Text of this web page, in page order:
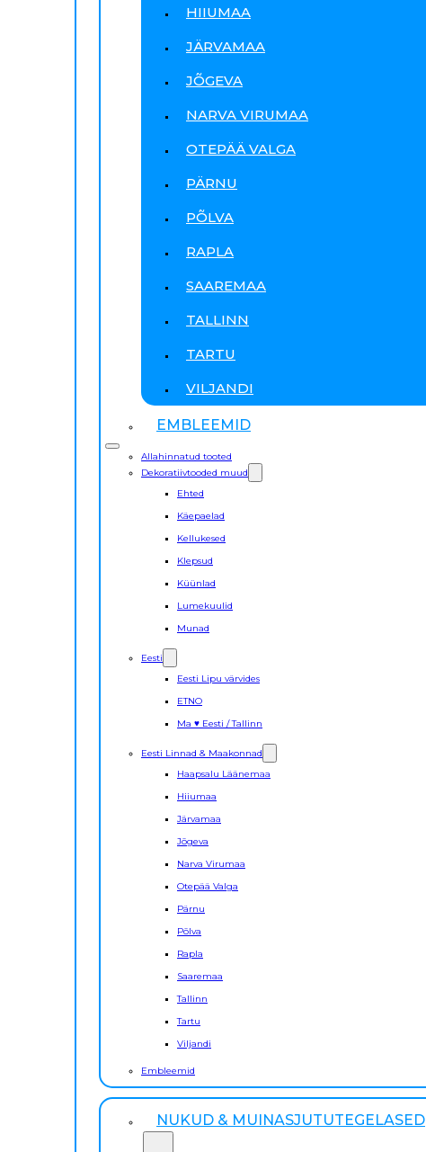
HIIUMAA
JÄRVAMAA
JÕGEVA
NARVA VIRUMAA
OTEPÄÄ VALGA
PÄRNU
PÕLVA
RAPLA
SAAREMAA
TALLINN
TARTU
VILJANDI
EMBLEEMID
Allahinnatud tooted
Dekoratiivtooded muud
Ehted
Käepaelad
Kellukesed
Klepsud
Küünlad
Lumekuulid
Munad
Eesti
Eesti Lipu värvides
ETNO
Ma ♥ Eesti / Tallinn
Eesti Linnad & Maakonnad
Haapsalu Läänemaa
Hiiumaa
Järvamaa
Jõgeva
Narva Virumaa
Otepää Valga
Pärnu
Põlva
Rapla
Saaremaa
Tallinn
Tartu
Viljandi
Embleemid
NUKUD & MUINASJUTUTEGELASED